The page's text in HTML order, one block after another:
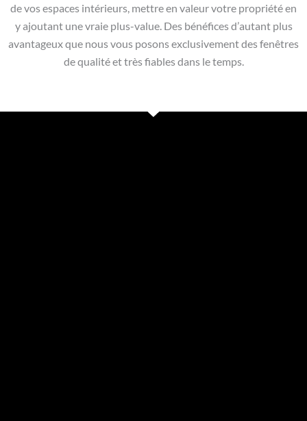
de vos espaces intérieurs, mettre en valeur votre propriété en
y ajoutant une vraie plus-value. Des bénéfices d’autant plus
avantageux que nous vous posons exclusivement des fenêtres
de qualité et très fiables dans le temps.